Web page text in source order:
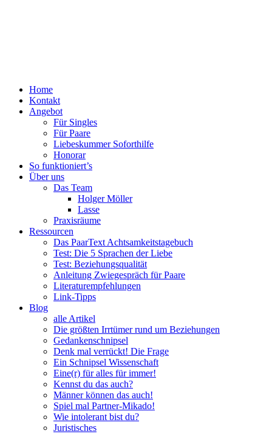
Zum
Inhalt
springen
PaarText
Coaching
Menü
Home
Kontakt
Angebot
Für Singles
Für Paare
Liebeskummer Soforthilfe
Honorar
So funktioniert’s
Über uns
Das Team
Holger Möller
Lasse
Praxisräume
Ressourcen
Das PaarText Achtsamkeitstagebuch
Test: Die 5 Sprachen der Liebe
Test: Beziehungsqualität
Anleitung Zwiegespräch für Paare
Literaturempfehlungen
Link-Tipps
Blog
alle Artikel
Die größten Irrtümer rund um Beziehungen
Gedankenschnipsel
Denk mal verrückt! Die Frage
Ein Schnipsel Wissenschaft
Eine(r) für alles für immer!
Kennst du das auch?
Männer können das auch!
Spiel mal Partner-Mikado!
Wie intolerant bist du?
Juristisches